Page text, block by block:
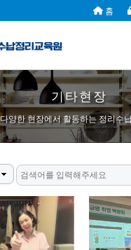
홈
기타현장
다양한 현장에서 활동하는 정리수